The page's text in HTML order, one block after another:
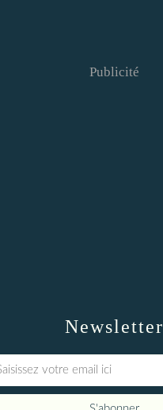
Newsletter
Publicité